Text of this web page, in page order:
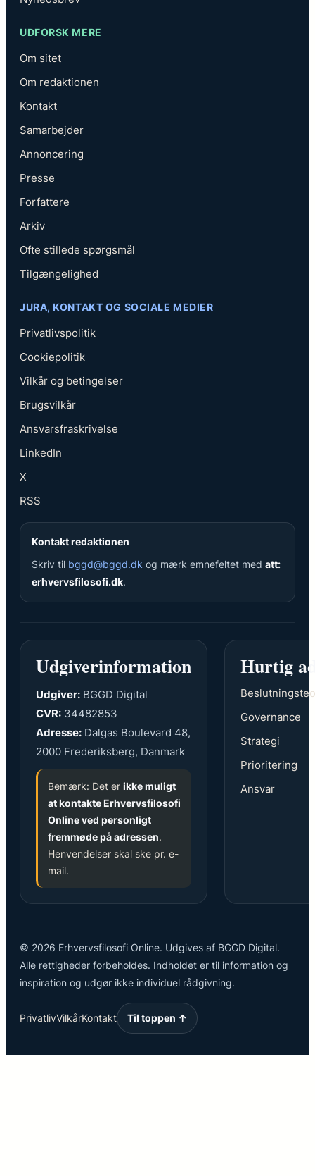
UDFORSK MERE
Om sitet
Om redaktionen
Kontakt
Samarbejder
Annoncering
Presse
Forfattere
Arkiv
Ofte stillede spørgsmål
Tilgængelighed
JURA, KONTAKT OG SOCIALE MEDIER
Privatlivspolitik
Cookiepolitik
Vilkår og betingelser
Brugsvilkår
Ansvarsfraskrivelse
LinkedIn
X
RSS
Kontakt redaktionen
Skriv til bggd@bggd.dk og mærk emnefeltet med att:
erhvervsfilosofi.dk.
Udgiverinformation
Udgiver: BGGD Digital
CVR: 34482853
Adresse: Dalgas Boulevard 48,
2000 Frederiksberg, Danmark
Bemærk: Det er ikke muligt
at kontakte Erhvervsfilosofi
Online ved personligt
fremmøde på adressen.
Henvendelser skal ske pr. e-
mail.
Hurtig
Governance
Strategi
Prioritering
Ansvar
© 2026 Erhvervsfilosofi Online. Udgives af BGGD Digital.
Alle rettigheder forbeholdes. Indholdet er til information og
inspiration og udgør ikke individuel rådgivning.
PrivatlivVilkårKontakt Til toppen ↑